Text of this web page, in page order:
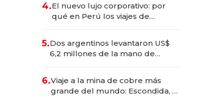
4.El nuevo lujo corporativo: por
qué en Perú los viajes de
para convertirse en experiencias
transformadoras
5.Dos argentinos levantaron US$
6,2 millones de la mano de
6.Viaje a la mina de cobre más
grande del mundo: Escondida, el